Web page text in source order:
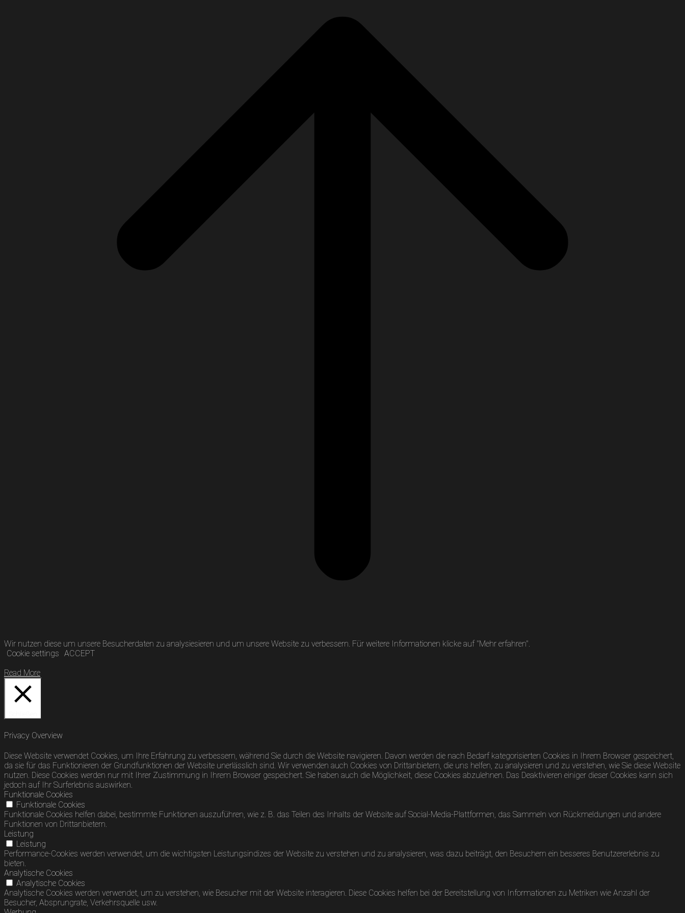
Wir nutzen diese um unsere Besucherdaten zu analysiesieren und um unsere Website zu verbessern. Für weitere Informationen klicke auf "Mehr erfahren".
Cookie settings ACCEPT
Read More
Privacy Overview
Diese Website verwendet Cookies, um Ihre Erfahrung zu verbessern, während Sie durch die Website navigieren. Davon werden die nach Bedarf kategorisierten Cookies in Ihrem Browser gespeichert,
da sie für das Funktionieren der Grundfunktionen der Website unerlässlich sind. Wir verwenden auch Cookies von Drittanbietern, die uns helfen, zu analysieren und zu verstehen, wie Sie diese Website
nutzen. Diese Cookies werden nur mit Ihrer Zustimmung in Ihrem Browser gespeichert. Sie haben auch die Möglichkeit, diese Cookies abzulehnen. Das Deaktivieren einiger dieser Cookies kann sich
jedoch auf Ihr Surferlebnis auswirken.
Funktionale Cookies
Funktionale Cookies
Funktionale Cookies helfen dabei, bestimmte Funktionen auszuführen, wie z. B. das Teilen des Inhalts der Website auf Social-Media-Plattformen, das Sammeln von Rückmeldungen und andere
Funktionen von Drittanbietern.
Leistung
Leistung
Performance-Cookies werden verwendet, um die wichtigsten Leistungsindizes der Website zu verstehen und zu analysieren, was dazu beiträgt, den Besuchern ein besseres Benutzererlebnis zu
bieten.
Analytische Cookies
Analytische Cookies
Analytische Cookies werden verwendet, um zu verstehen, wie Besucher mit der Website interagieren. Diese Cookies helfen bei der Bereitstellung von Informationen zu Metriken wie Anzahl der
Besucher, Absprungrate, Verkehrsquelle usw.